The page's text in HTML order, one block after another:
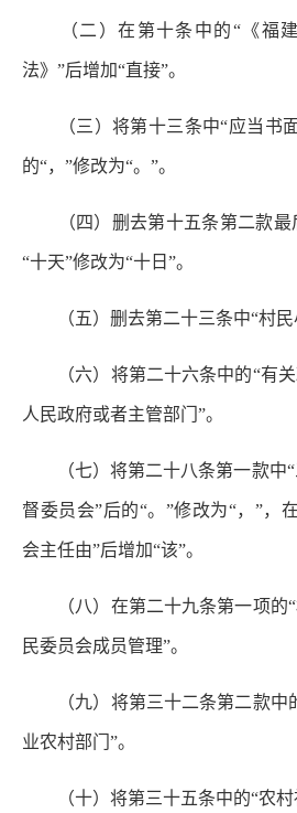
（二）在第十条中的“《福建
法》”后增加“直接”。
（三）将第十三条中“应当书面
的“，”修改为“。”。
（四）删去第十五条第二款最
“十天”修改为“十日”。
（五）删去第二十三条中“村民
（六）将第二十六条中的“有关
人民政府或者主管部门”。
（七）将第二十八条第一款中“
督委员会”后的“。”修改为“，”，
会主任由”后增加“该”。
（八）在第二十九条第一项的“
民委员会成员管理”。
（九）将第三十二条第二款中
业农村部门”。
（十）将第三十五条中的“农村